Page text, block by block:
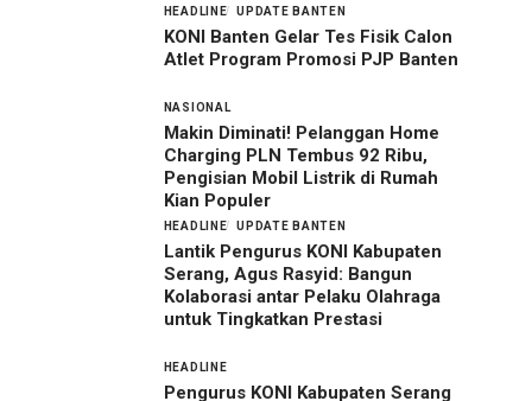
HEADLINE UPDATE BANTEN
KONI Banten Gelar Tes Fisik Calon
Atlet Program Promosi PJP Banten
NASIONAL
Makin Diminati! Pelanggan Home
Charging PLN Tembus 92 Ribu,
Pengisian Mobil Listrik di Rumah
Kian Populer
HEADLINE UPDATE BANTEN
Lantik Pengurus KONI Kabupaten
Serang, Agus Rasyid: Bangun
Kolaborasi antar Pelaku Olahraga
untuk Tingkatkan Prestasi
HEADLINE
Pengurus KONI Kabupaten Serang